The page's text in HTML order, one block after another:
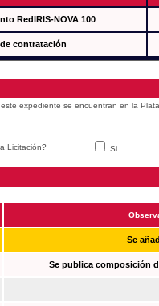
RedIRIS-NOVA 100
contratación
expediente se encuentran en la
Licitación? Si
Se
Se publica composición